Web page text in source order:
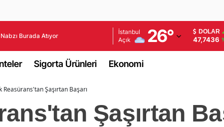
Burada Atıyor
İstanbul
Açık
26°
Adana
Adıyaman
Afyonkarahisar
Amasya
DOLAR
47,7436
Sigorta Ürünleri Ekonomi
Reasürans'tan Şaşırtan Başarı
Şaşırtan